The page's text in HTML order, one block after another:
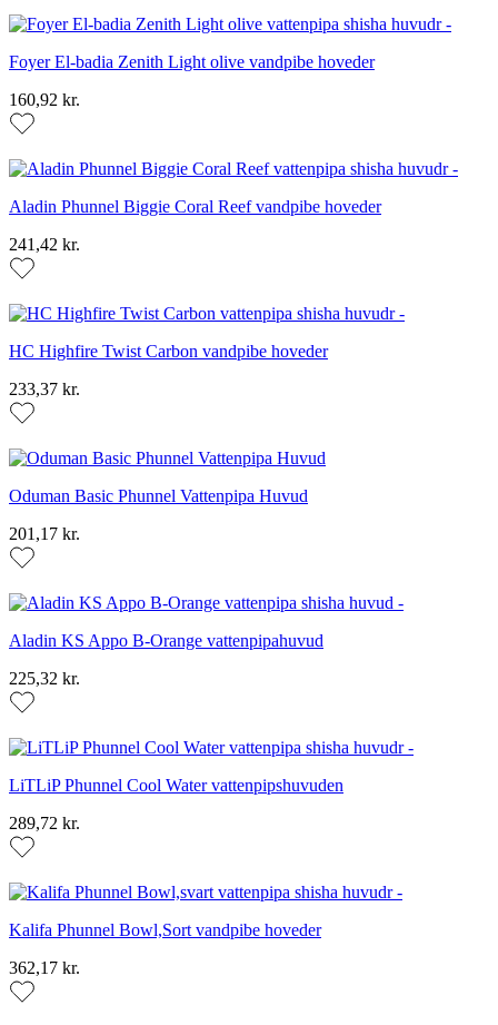
Foyer El-badia Zenith Light olive vandpibe hoveder
160,92 kr.
Aladin Phunnel Biggie Coral Reef vandpibe hoveder
241,42 kr.
HC Highfire Twist Carbon vandpibe hoveder
233,37 kr.
Oduman Basic Phunnel Vattenpipa Huvud
201,17 kr.
Aladin KS Appo B-Orange vattenpipahuvud
225,32 kr.
LiTLiP Phunnel Cool Water vattenpipshuvuden
289,72 kr.
Kalifa Phunnel Bowl,Sort vandpibe hoveder
362,17 kr.